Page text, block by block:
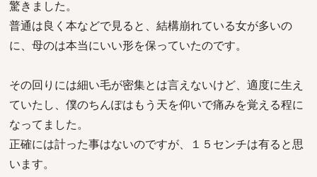
驚きました。
普通は良く本などで見ると、結構崩れている女が多いの
に、母のは本当にいい形を保っていたのです。
その回りには細い毛が密集とは言えないけど、適度に生え
ていたし、僕のちんぽはもう天を仰いで痛みを覚える程に
なってました。
正確には計った事はないのですが、１５センチは有ると思
います。